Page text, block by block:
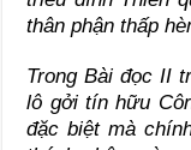
thân phận thấp
TrongBài đọc II
lô gởi tín hữu
đặc biệt mà